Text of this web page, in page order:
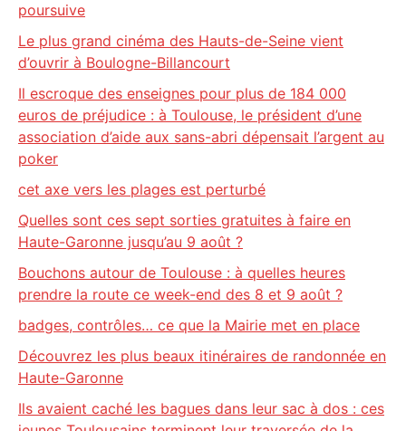
poursuive
Le plus grand cinéma des Hauts-de-Seine vient
d’ouvrir à Boulogne-Billancourt
Il escroque des enseignes pour plus de 184 000
euros de préjudice : à Toulouse, le président d’une
association d’aide aux sans-abri dépensait l’argent au
poker
cet axe vers les plages est perturbé
Quelles sont ces sept sorties gratuites à faire en
Haute-Garonne jusqu’au 9 août ?
Bouchons autour de Toulouse : à quelles heures
prendre la route ce week-end des 8 et 9 août ?
badges, contrôles… ce que la Mairie met en place
Découvrez les plus beaux itinéraires de randonnée en
Haute-Garonne
Ils avaient caché les bagues dans leur sac à dos : ces